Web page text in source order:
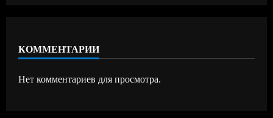
КОММЕНТАРИИ
Нет комментариев для просмотра.